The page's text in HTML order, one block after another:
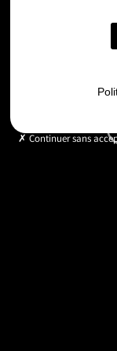
Continuer sans